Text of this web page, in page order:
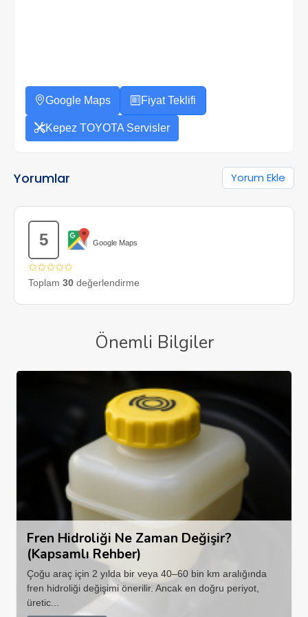
Google Maps Fiyat Teklifi
Kepez TOYOTA Servisler
Yorumlar Yorum Ekle
5 Google Maps
✩✩✩✩✩
Toplam 30 değerlendirme
Önemli Bilgiler
Fren Hidroliği Ne Zaman Değişir?
(Kapsamlı Rehber)
Çoğu araç için 2 yılda bir veya 40–60 bin km aralığında
fren hidroliği değişimi önerilir. Ancak en doğru periyot,
üretic...